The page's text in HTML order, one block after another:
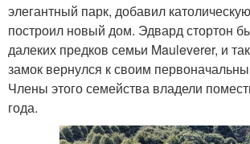
элегантный парк, добавил
построил новый дом. Эдвард стортон
далеких предков семьи Mauleverer, и
замок вернулся к своим
Члены этого семейства владели
года.